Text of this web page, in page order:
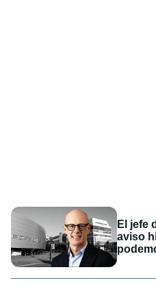
El jefe
aviso